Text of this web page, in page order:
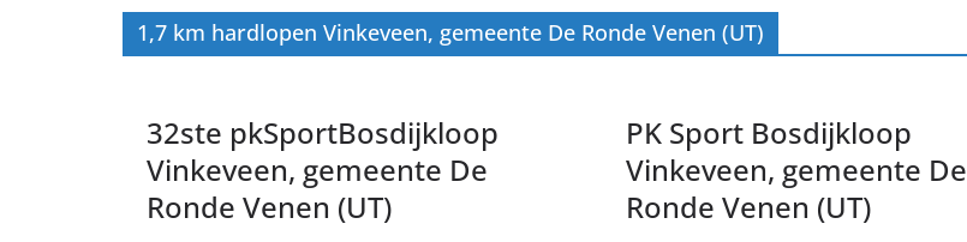
1,7 km hardlopen Vinkeveen, gemeente De Ronde Venen (UT)
32ste pkSportBosdijkloop
Vinkeveen, gemeente De
Ronde Venen (UT)
PK Sport Bosdijkloop
Vinkeveen, gemeente De
Ronde Venen (UT)